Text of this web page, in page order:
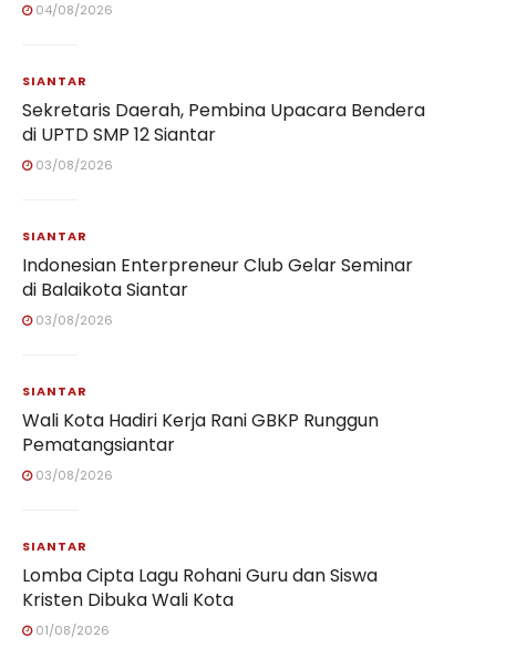
04/08/2026
SIANTAR
Sekretaris Daerah, Pembina Upacara Bendera
di UPTD SMP 12 Siantar
03/08/2026
SIANTAR
Indonesian Enterpreneur Club Gelar Seminar
di Balaikota Siantar
03/08/2026
SIANTAR
Wali Kota Hadiri Kerja Rani GBKP Runggun
Pematangsiantar
03/08/2026
SIANTAR
Lomba Cipta Lagu Rohani Guru dan Siswa
Kristen Dibuka Wali Kota
01/08/2026